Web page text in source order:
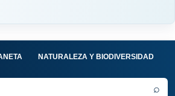
NATURALEZA Y BIODIVERSIDAD
⌕